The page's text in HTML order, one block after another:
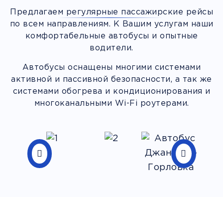
Предлагаем регулярные пассажирские рейсы
по всем направлениям. К Вашим услугам наши
комфортабельные автобусы и опытные
водители.
Автобусы оснащены многими системами
активной и пассивной безопасности, а так же
системами обогрева и кондиционирования и
многоканальными Wi-Fi роутерами.